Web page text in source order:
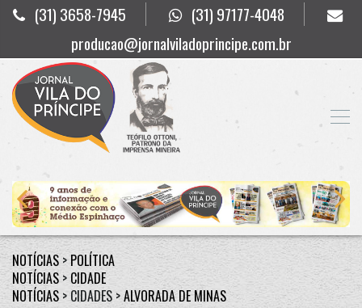
(31) 3658-7945
(31) 97177-4048
producao@jornalviladoprincipe.com.br
NOTÍCIAS > POLÍTICA
NOTÍCIAS >CIDADE
NOTÍCIAS> CIDADES >ALVORADA DE MINAS